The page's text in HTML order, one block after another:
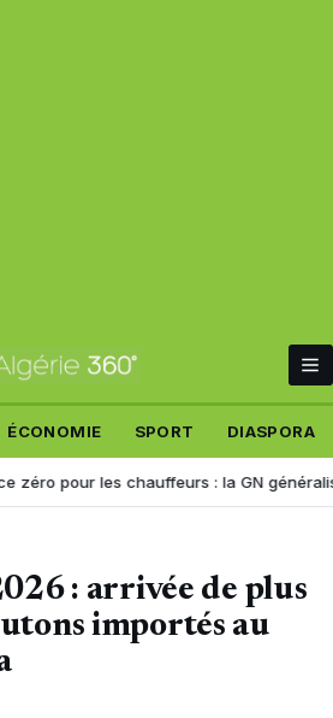
ÉCONOMIE SPORT DIASPORA
les chauffeurs : la GN généralise le
: arrivée de plus
importés au